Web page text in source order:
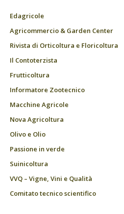
Edagricole
Agricommercio & Garden Center
Rivista di Orticoltura e Floricoltura
Il Contoterzista
Frutticoltura
Informatore Zootecnico
Macchine Agricole
Nova Agricoltura
Olivo e Olio
Passione in verde
Suinicoltura
VVQ – Vigne, Vini e Qualità
Comitato tecnico scientifico